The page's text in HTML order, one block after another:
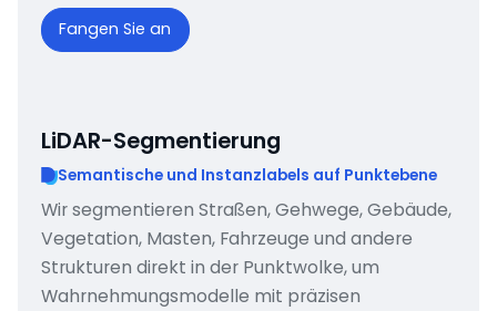
Fangen Sie an
LiDAR-Segmentierung
Semantische und Instanzlabels auf Punktebene
Wir segmentieren Straßen, Gehwege, Gebäude,
Vegetation, Masten, Fahrzeuge und andere
Strukturen direkt in der Punktwolke, um
Wahrnehmungsmodelle mit präzisen